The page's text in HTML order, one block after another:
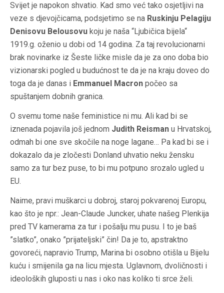
Svijet je napokon shvatio. Kad smo već tako osjetljivi na
veze s djevojčicama, podsjetimo se na Ruskinju Pelagiju
Denisovu Belousovu koju je naša “Ljubičica bijela“
1919.g. oženio u dobi od 14 godina. Za taj revolucionarni
brak novinarke iz Šeste ličke misle da je za ono doba bio
vizionarski pogled u budućnost te da je na kraju doveo do
toga da je danas i Emmanuel Macron počeo sa
spuštanjem dobnih granica.
O svemu tome naše feministice ni mu. Ali kad bi se
iznenada pojavila još jednom Judith Reisman u Hrvatskoj,
odmah bi one sve skočile na noge lagane… Pa kad bi se i
dokazalo da je zločesti Donland uhvatio neku žensku
samo za tur bez puse, to bi mu potpuno srozalo ugled u
EU.
Naime, pravi muškarci u dobroj, staroj pokvarenoj Europu,
kao što je npr.: Jean-Claude Juncker, uhate našeg Plenkija
pred TV kamerama za tur i pošalju mu pusu. I to je baš
”slatko”, onako ”prijateljski” čin! Da je to, apstraktno
govoreći, napravio Trump, Marina bi osobno otišla u Bijelu
kuću i smijenila ga na licu mjesta. Uglavnom, dvoličnosti i
ideoloških gluposti u nas i oko nas koliko ti srce želi.